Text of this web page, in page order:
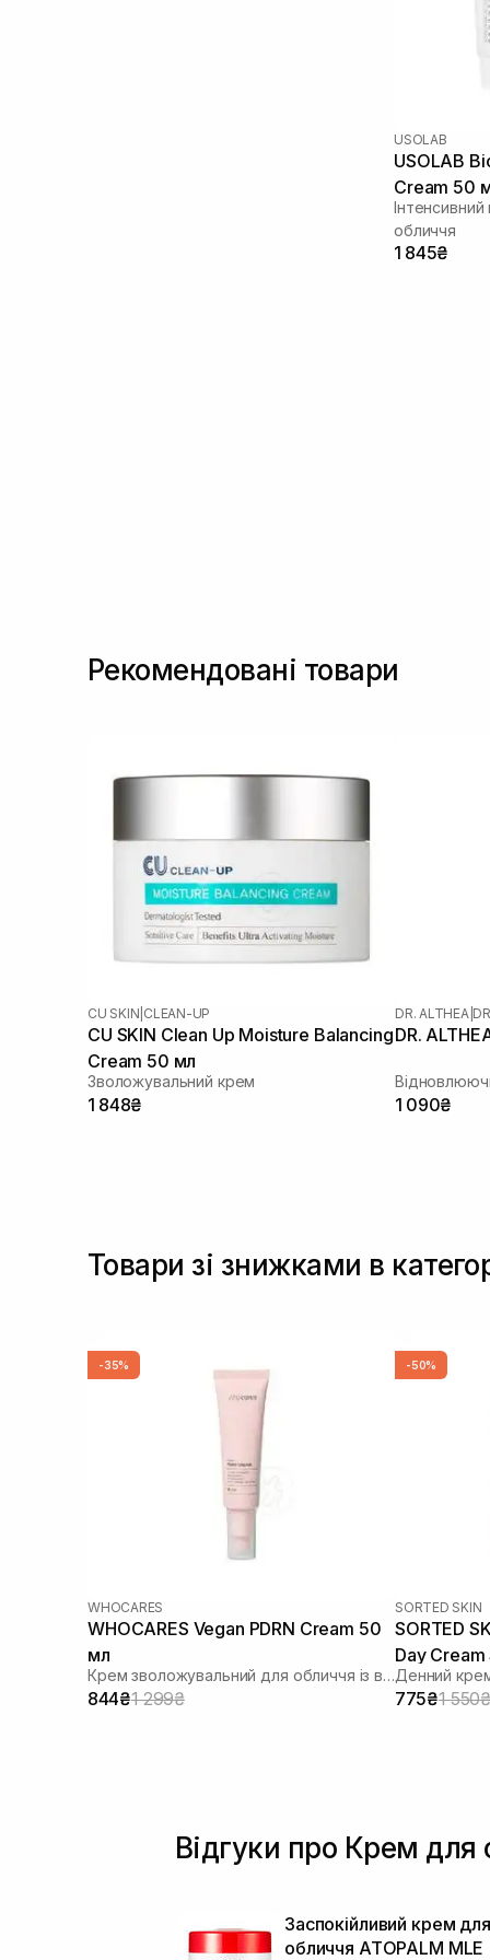
USOLAB
USOLAB
Cream 50
обличчя
1 845₴
Рекомендовані товари
CU SKIN CLEAN-UP
CU SKIN Clean Up Moisture Balancing
Cream 50 мл
Зволожувальний крем
1 848₴
DR. ALTHEA
DR.
1 090₴
Товари зі знижками в
-35%
WHOCARES
WHOCARES Vegan PDRN Cream 50
мл
Крем зволожувальний для обличчя із веганськими полінуклеотидами
844₴1 299₴
-50%
SORTED SKIN
SORTED
Day
Денний
775₴1 550₴
Відгуки про Крем
Заспокійливий крем для
обличчя ATOPALM MLE